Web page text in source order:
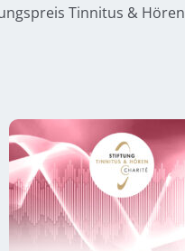
Tinnitus & Hören